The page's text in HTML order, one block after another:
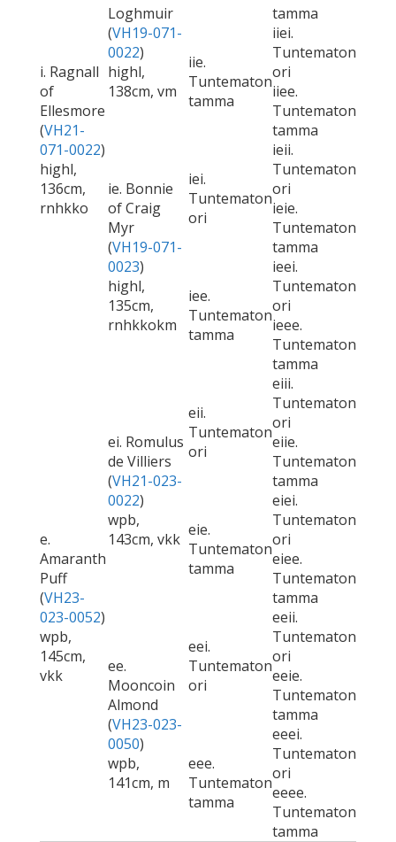
i. Ragnall
of
Ellesmore
(VH21-
071-0022)
highl,
136cm,
rnhkko
Loghmuir
(VH19-071-
0022)
highl,
138cm, vm
tamma
iie.
Tuntematon
tamma
iiei.
Tuntematon
ori
iiee.
Tuntematon
tamma
ie. Bonnie
of Craig
Myr
(VH19-071-
0023)
highl,
135cm,
rnhkkokm
iei.
Tuntematon
ori
ieii.
Tuntematon
ori
ieie.
Tuntematon
tamma
iee.
Tuntematon
tamma
ieei.
Tuntematon
ori
ieee.
Tuntematon
tamma
e.
Amaranth
Puff
(VH23-
023-0052)
wpb,
145cm,
vkk
ei. Romulus
de Villiers
(VH21-023-
0022)
wpb,
143cm, vkk
eii.
Tuntematon
ori
eiii.
Tuntematon
ori
eiie.
Tuntematon
tamma
eie.
Tuntematon
tamma
eiei.
Tuntematon
ori
eiee.
Tuntematon
tamma
ee.
Mooncoin
Almond
(VH23-023-
0050)
wpb,
141cm, m
eei.
Tuntematon
ori
eeii.
Tuntematon
ori
eeie.
Tuntematon
tamma
eee.
Tuntematon
tamma
eeei.
Tuntematon
ori
eeee.
Tuntematon
tamma